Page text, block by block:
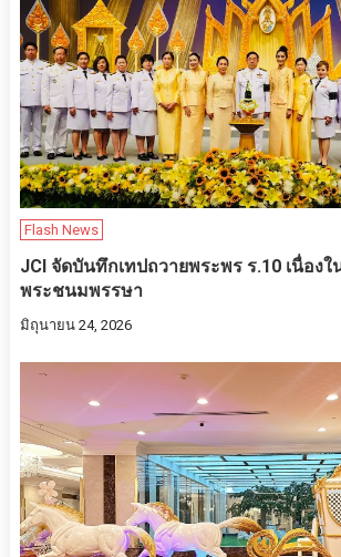
Flash News
JCI จัดบันทึกเทปถวายพระพร ร.10 เนื่อง
พระชนมพรรษา
มิถุนายน 24, 2026